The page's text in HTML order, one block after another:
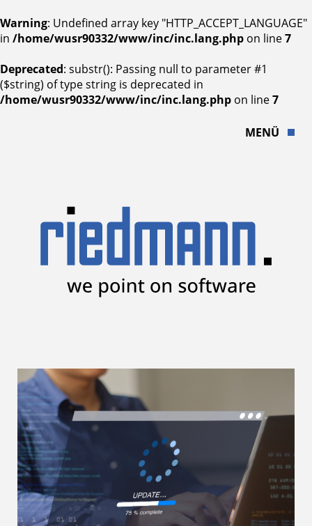
Warning: Undefined array key "HTTP_ACCEPT_LANGUAGE"
in /home/wusr90332/www/inc/inc.lang.php on line7
Deprecated: substr(): Passing null to parameter #1
($string) of type string is deprecated in
/home/wusr90332/www/inc/inc.lang.php on line7
MENÜ